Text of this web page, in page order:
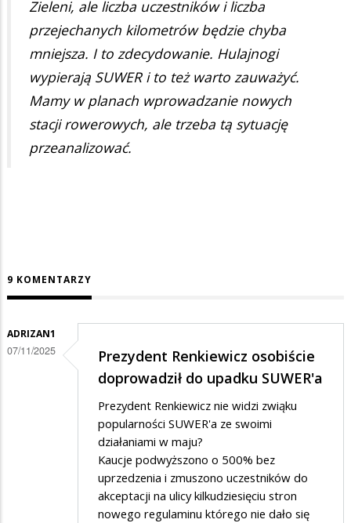
Zieleni, ale liczba uczestników i liczba
przejechanych kilometrów będzie chyba
mniejsza. I to zdecydowanie. Hulajnogi
wypierają SUWER i to też warto zauważyć.
Mamy w planach wprowadzanie nowych
stacji rowerowych, ale trzeba tą sytuację
przeanalizować.
9 KOMENTARZY
ADRIZAN1
07/11/2025
Prezydent Renkiewicz osobiście
doprowadził do upadku SUWER'a
Prezydent Renkiewicz nie widzi zwiąku
popularności SUWER'a ze swoimi
działaniami w maju?
Kaucje podwyższono o 500% bez
uprzedzenia i zmuszono uczestników do
akceptacji na ulicy kilkudziesięciu stron
nowego regulaminu którego nie dało się